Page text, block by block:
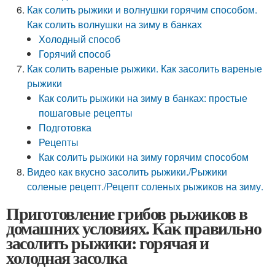
Как солить рыжики и волнушки горячим способом.
Как солить волнушки на зиму в банках
Холодный способ
Горячий способ
Как солить вареные рыжики. Как засолить вареные
рыжики
Как солить рыжики на зиму в банках: простые
пошаговые рецепты
Подготовка
Рецепты
Как солить рыжики на зиму горячим способом
Видео как вкусно засолить рыжики./Рыжики
соленые рецепт./Рецепт соленых рыжиков на зиму.
Приготовление грибов рыжиков в
домашних условиях. Как правильно
засолить рыжики: горячая и
холодная засолка